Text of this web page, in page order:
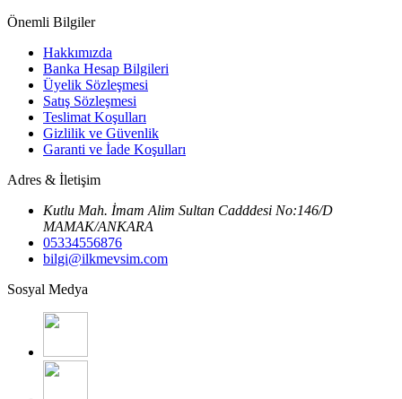
Önemli Bilgiler
Hakkımızda
Banka Hesap Bilgileri
Üyelik Sözleşmesi
Satış Sözleşmesi
Teslimat Koşulları
Gizlilik ve Güvenlik
Garanti ve İade Koşulları
Adres & İletişim
Kutlu Mah. İmam Alim Sultan Cadddesi No:146/D
MAMAK/ANKARA
05334556876
bilgi@ilkmevsim.com
Sosyal Medya